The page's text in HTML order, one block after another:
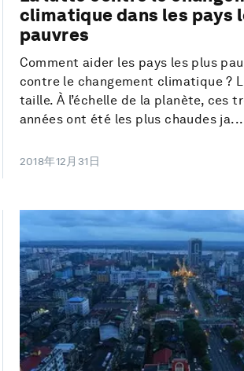
climatique dans les pays
pauvres
Comment aider les pays les plus
contre le changement climatique ?
taille. À l’échelle de la planète, ces
années ont été les plus chaudes ja...
2018年12月31日